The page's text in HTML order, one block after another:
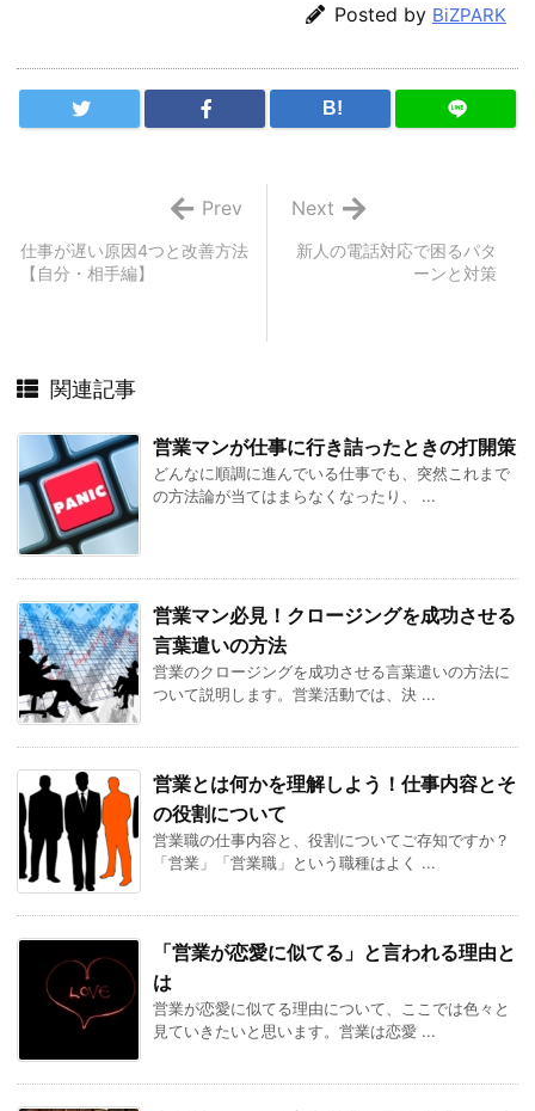
Posted by BiZPARK
B!
新人の電話対応で困るパタ
ーンと対策
Next
仕事が遅い原因4つと改善方法
【自分・相手編】
Prev
関連記事
営業マンが仕事に行き詰ったときの打開策
どんなに順調に進んでいる仕事でも、突然これまで
の方法論が当てはまらなくなったり、 ...
営業マン必見！クロージングを成功させる
言葉遣いの方法
営業のクロージングを成功させる言葉遣いの方法に
ついて説明します。営業活動では、決 ...
営業とは何かを理解しよう！仕事内容とそ
の役割について
営業職の仕事内容と、役割についてご存知ですか？
「営業」「営業職」という職種はよく ...
「営業が恋愛に似てる」と言われる理由と
は
営業が恋愛に似てる理由について、ここでは色々と
見ていきたいと思います。営業は恋愛 ...